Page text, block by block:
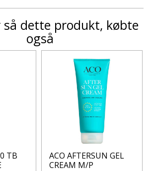
så dette produkt, købte
også
TB
ACO AFTERSUN GEL
CREAM M/P